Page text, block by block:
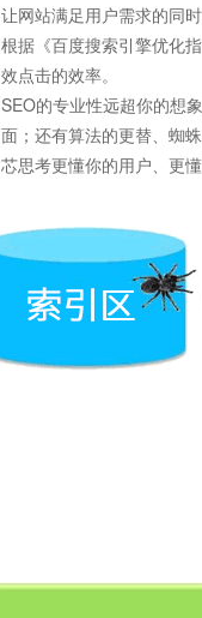
让网站满足用户需求的同
根据《百度搜索引擎优化
效点击的效率。
SEO的专业性远超你的想
面；还有算法的更替、蜘
芯思考更懂你的用户、更